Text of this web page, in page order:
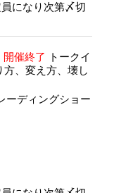
になり次第〆切
開催終了
トークイ
、変え方、壊し
ディングショー